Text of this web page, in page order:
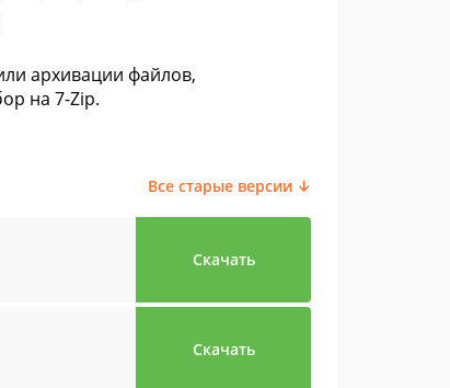
архивации файлов,
на 7-Zip.
Все старые версии ↓
Скачать
Скачать